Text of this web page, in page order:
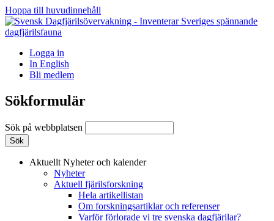
Hoppa till huvudinnehåll
Logga in
In English
Bli medlem
Sökformulär
Sök på webbplatsen
Aktuellt Nyheter och kalender
Nyheter
Aktuell fjärilsforskning
Hela artikellistan
Om forskningsartiklar och referenser
Varför förlorade vi tre svenska dagfjärilar?